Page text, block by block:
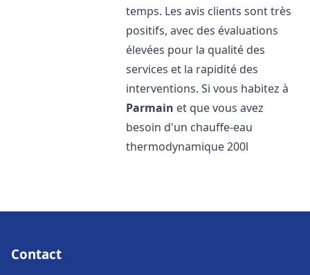
temps. Les avis clients sont très
positifs, avec des évaluations
élevées pour la qualité des
services et la rapidité des
interventions. Si vous habitez à
Parmain et que vous avez
besoin d'un chauffe-eau
thermodynamique 200l
Contact